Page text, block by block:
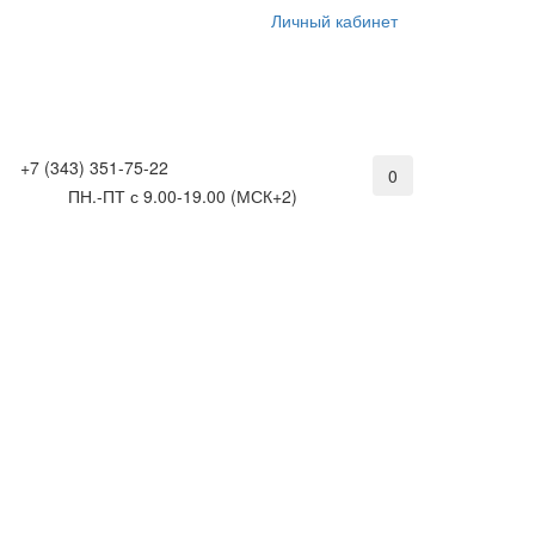
Личный кабинет
+7 (343) 351-75-22
ПН.-ПТ с 9.00-19.00 (МСК+2)
0